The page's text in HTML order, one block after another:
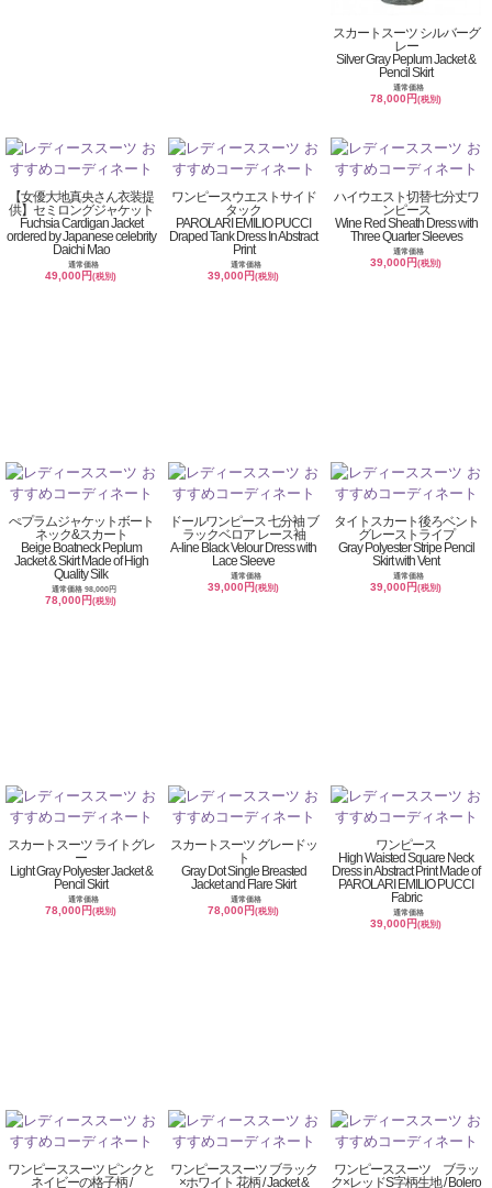
スカートスーツ シルバーグ
レー
Silver Gray Peplum Jacket &
Pencil Skirt
通常価格
78,000円(税別)
【女優大地真央さん衣装提
供】セミロングジャケット
Fuchsia Cardigan Jacket
ordered by Japanese celebrity
Daichi Mao
通常価格
49,000円(税別)
ワンピースウエストサイド
タック
PAROLARI EMILIO PUCCI
Draped Tank Dress In Abstract
Print
通常価格
39,000円(税別)
ハイウエスト切替七分丈ワ
ンピース
Wine Red Sheath Dress with
Three Quarter Sleeves
通常価格
39,000円(税別)
ぺプラムジャケットボート
ネック&スカート
Beige Boatneck Peplum
Jacket & Skirt Made of High
Quality Silk
通常価格 98,000円
78,000円(税別)
ドールワンピース 七分袖 ブ
ラックベロア レース袖
A-line Black Velour Dress with
Lace Sleeve
通常価格
39,000円(税別)
タイトスカート後ろベント
グレーストライプ
Gray Polyester Stripe Pencil
Skirt with Vent
通常価格
39,000円(税別)
スカートスーツ ライトグレ
ー
Light Gray Polyester Jacket &
Pencil Skirt
通常価格
78,000円(税別)
スカートスーツ グレードッ
ト
Gray Dot Single Breasted
Jacket and Flare Skirt
通常価格
78,000円(税別)
ワンピース
High Waisted Square Neck
Dress in Abstract Print Made of
PAROLARI EMILIO PUCCI
Fabric
通常価格
39,000円(税別)
ワンピーススーツ ピンクと
ネイビーの格子柄 /
ワンピーススーツ ブラック
×ホワイト 花柄 / Jacket &
ワンピーススーツ ブラッ
ク×レッドS字柄生地 / Bolero